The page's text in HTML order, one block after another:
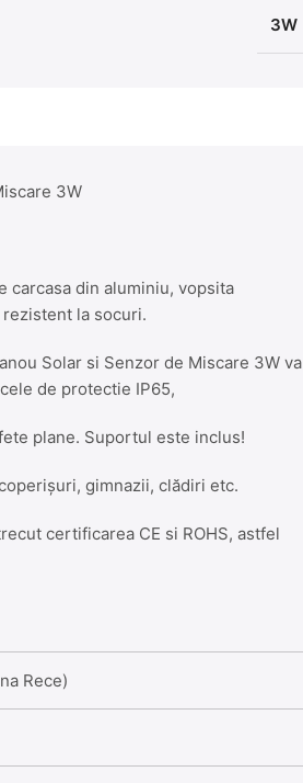
3W
3W
carcasa din aluminiu, vopsita
la socuri.
Solar si Senzor de Miscare 3W va
de protectie IP65,
plane. Suportul este inclus!
gimnazii, clădiri etc.
certificarea CE si ROHS, astfel
Rece)